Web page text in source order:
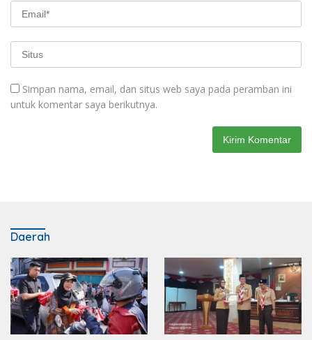
Simpan nama, email, dan situs web saya pada peramban ini
untuk komentar saya berikutnya.
Daerah